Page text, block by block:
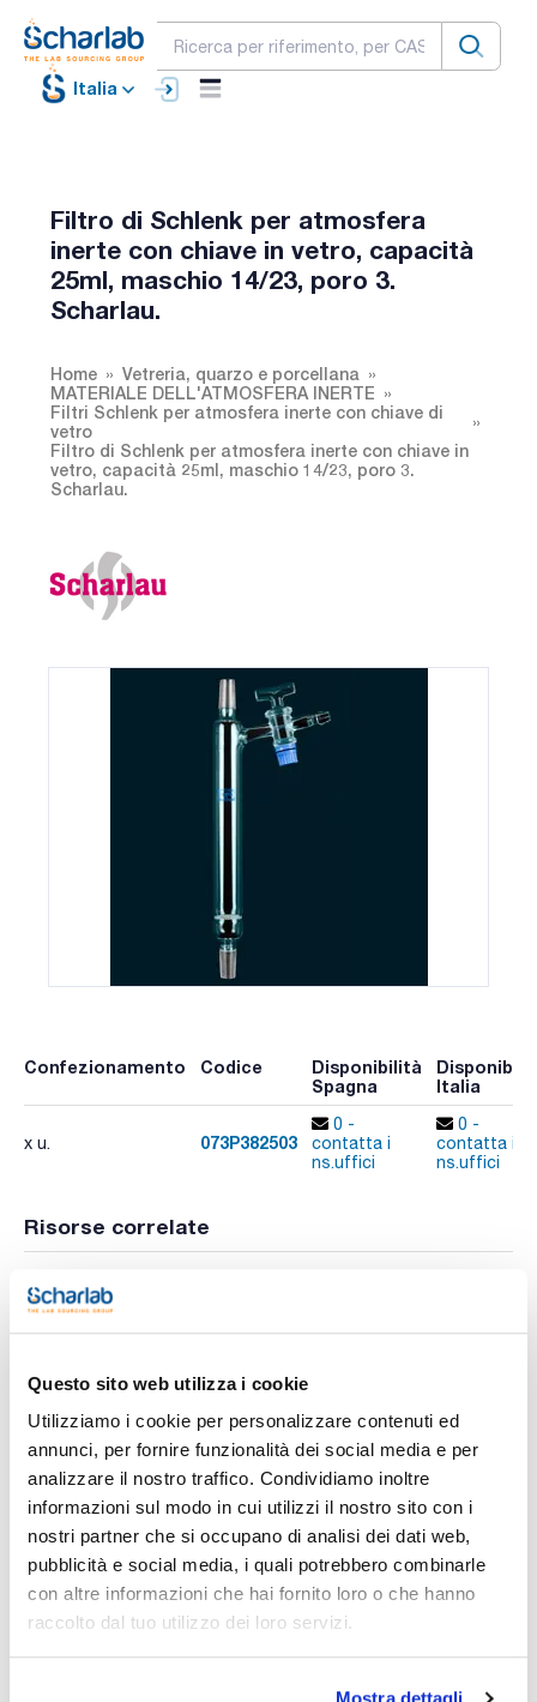
Questo sito web utilizza i cookie
Utilizziamo i cookie per personalizzare contenuti ed
annunci, per fornire funzionalità dei social media e per
analizzare il nostro traffico. Condividiamo inoltre
informazioni sul modo in cui utilizzi il nostro sito con i
nostri partner che si occupano di analisi dei dati web,
pubblicità e social media, i quali potrebbero combinarle
con altre informazioni che hai fornito loro o che hanno
raccolto dal tuo utilizzo dei loro servizi.
Italia
Filtro di Schlenk per atmosfera
inerte con chiave in vetro, capacità
25ml, maschio 14/23, poro 3.
Scharlau.
Home
Vetreria, quarzo e porcellana
MATERIALE DELL'ATMOSFERA INERTE
Filtri Schlenk per atmosfera inerte con chiave di
vetro
Filtro di Schlenk per atmosfera inerte con chiave in
vetro, capacità 25ml, maschio 14/23, poro 3.
Scharlau.
Confezionamento Codice
Disponibilità
Spagna
Italia
x u. 073P382503
0 -
contatta i
ns.uffici
0 -
contatta i
ns.uffici
Risorse correlate
Pubblicazioni
Stampa pagina prodotto
Caratteristiche
Capacità (ml) : 25
N° poro : 3
Maschio : 14/23
Vedi di più